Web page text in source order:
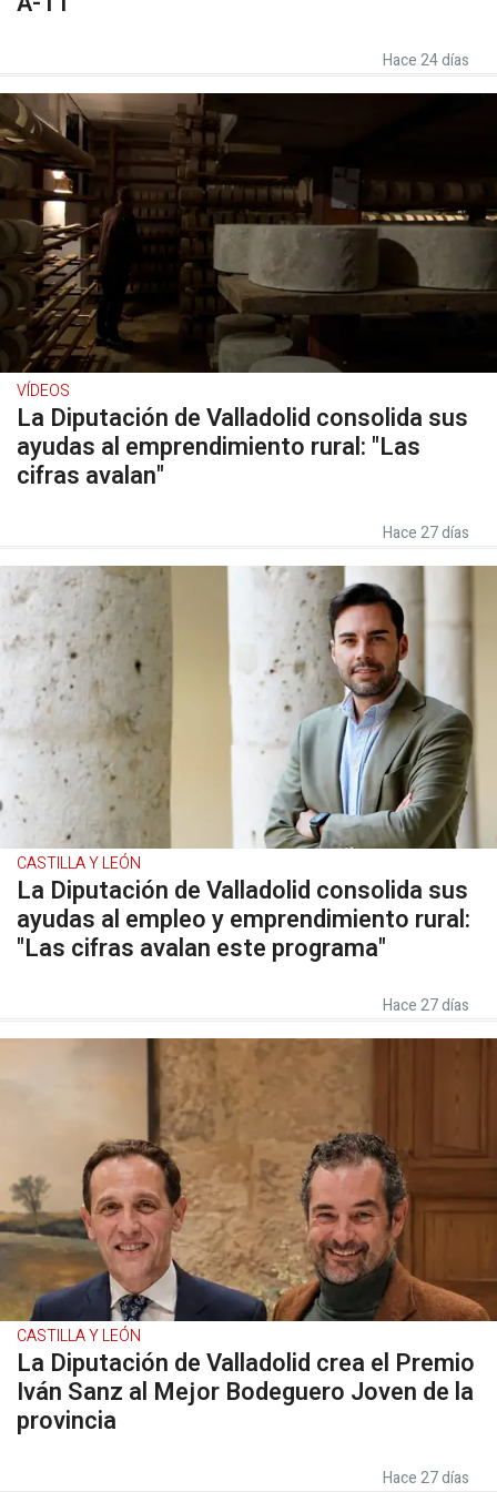
Hace 24 días
VÍDEOS
La Diputación de Valladolid consolida sus
ayudas al emprendimiento rural: "Las
cifras avalan"
Hace 27 días
CASTILLA Y LEÓN
La Diputación de Valladolid consolida sus
ayudas al empleo y emprendimiento rural:
"Las cifras avalan este programa"
Hace 27 días
CASTILLA Y LEÓN
La Diputación de Valladolid crea el Premio
Iván Sanz al Mejor Bodeguero Joven de la
provincia
Hace 27 días